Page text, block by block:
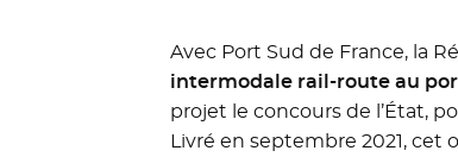
Avec Port Sud de France, la
intermodale rail-route au
projet le concours de l’État,
Livré en septembre 2021,